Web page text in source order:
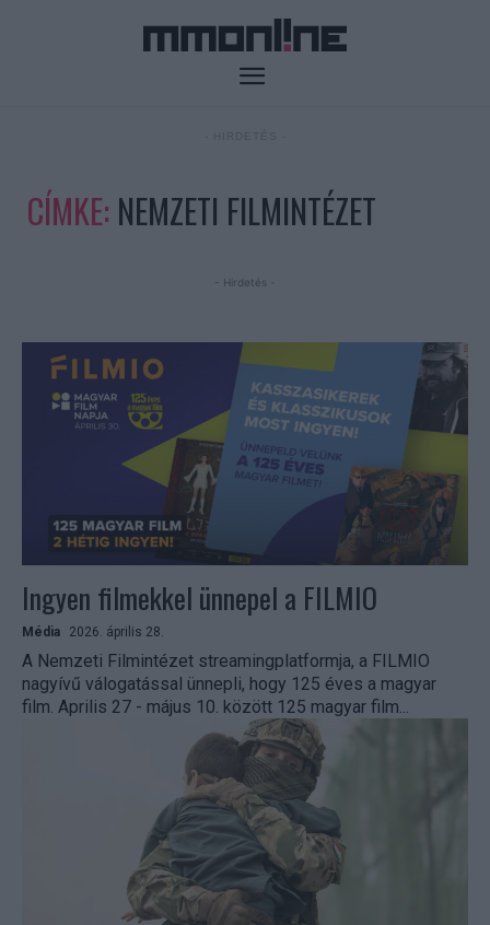
CÍMKE: NEMZETI FILMINTÉZET
- Hirdetés -
Ingyen filmekkel ünnepel a FILMIO
Média 2026. április 28.
A Nemzeti Filmintézet streamingplatformja, a FILMIO
nagyívű válogatással ünnepli, hogy 125 éves a magyar
film. Aprilis 27 - május 10. között 125 magyar film...